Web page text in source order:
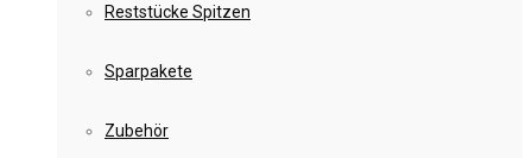
Reststücke Spitzen
Sparpakete
Zubehör